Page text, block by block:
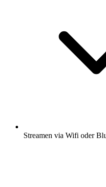
Streamen via Wifi oder